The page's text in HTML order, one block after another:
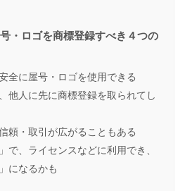
・ロゴを商標登録すべき４つの
全に屋号・ロゴを使用できる
他人に先に商標登録を取られてし
頼・取引が広がることもある
で、ライセンスなどに利用でき、
になるかも